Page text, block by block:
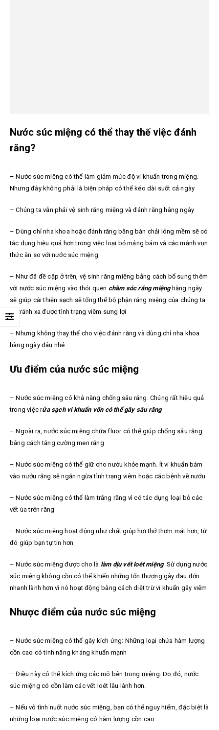
Nước súc miệng có thể thay thế việc đánh
răng?
– Nước súc miệng có thể làm giảm mức độ vi khuẩn trong miệng.
Nhưng đây không phải là biện pháp có thể kéo dài suốt cả ngày
– Chúng ta vẫn phải vệ sinh răng miệng và đánh răng hàng ngày
– Dùng chỉ nha khoa hoặc đánh răng bằng bàn chải lông mềm sẽ có
tác dụng hiệu quả hơn trong việc loại bỏ mảng bám và các mảnh vụn
thức ăn so với nước súc miệng
– Như đã đề cập ở trên, vệ sinh răng miệng bằng cách bổ sung thêm
với nước súc miệng vào thói quen chăm sóc răng miệnghàng ngày
sẽ giúp cải thiện sạch sẽ tổng thể bộ phận răng miệng của chúng ta
và tránh xa được tình trạng viêm sưng lợi
– Nhưng không thay thế cho việc đánh răng và dùng chỉ nha khoa
hàng ngày đâu nhé
Ưu điểm của nước súc miệng
– Nước súc miệng có khả năng chống sâu răng. Chúng rất hiệu quả
trong việc rửa sạch vi khuẩn vốn có thể gây sâu răng
– Ngoài ra, nước súc miệng chứa fluor có thể giúp chống sâu răng
bằng cách tăng cường men răng
– Nước súc miệng có thể giữ cho nướu khỏe mạnh. Ít vi khuẩn bám
vào nướu răng sẽ ngăn ngừa tình trạng viêm hoặc các bệnh về nướu
– Nước súc miệng có thể làm trắng răng vì có tác dụng loại bỏ các
vết úa trên răng
– Nước súc miệng hoạt động như chất giúp hơi thở thơm mát hơn, từ
đó giúp bạn tự tin hơn
– Nước súc miệng được cho là làm dịu vết loét miệng. Sử dụng nước
súc miệng không cồn có thể khiến những tổn thương gây đau đớn
nhanh lành hơn vì nó hoạt động bằng cách diệt trừ vi khuẩn gây viêm
Nhược điểm của nước súc miệng
– Nước súc miệng có thể gây kích ứng: Những loại chứa hàm lượng
cồn cao có tính năng kháng khuẩn mạnh
– Điều này có thể kích ứng các mô bên trong miệng. Do đó, nước
súc miệng có cồn làm các vết loét lâu lành hơn.
– Nếu vô tình nuốt nước súc miệng, bạn có thể nguy hiểm, đặc biệt là
những loại nước súc miệng có hàm lượng cồn cao